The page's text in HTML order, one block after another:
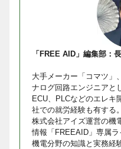
「FREE AID」編集部：
大手メーカー「コマツ」
ナログ回路エンジニアと
ECU、PLCなどのエレキ
社での就労経験も有する。
株式会社アイズ運営の機
情報「FREEAID」専属ラ
機電分野の知識と実務経